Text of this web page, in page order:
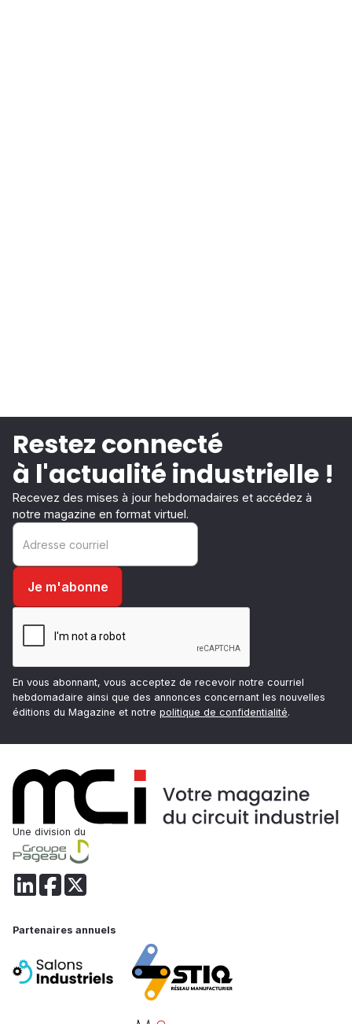
Restez connecté
à l'actualité industrielle !
Recevez des mises à jour hebdomadaires et accédez à
notre magazine en format virtuel.
En vous abonnant, vous acceptez de recevoir notre courriel
hebdomadaire ainsi que des annonces concernant les nouvelles
éditions du Magazine et notre politique de confidentialité.
Une division du
Partenaires annuels